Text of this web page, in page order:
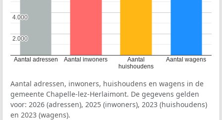
Aantal adressen Aantal inwoners
Aantal
huishoudens
Aantal wagens
2.000
2.000
4.000
4.000
Aantal adressen, inwoners, huishoudens en wagens in de
gemeente Chapelle-lez-Herlaimont. De gegevens gelden
voor: 2026 (adressen), 2025 (inwoners), 2023 (huishoudens)
en 2023 (wagens).